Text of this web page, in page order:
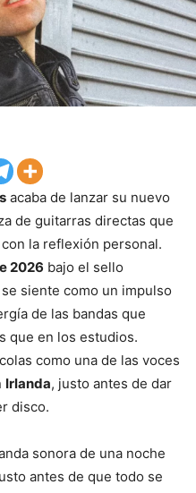
acaba de lanzar su nuevo
de guitarras directas que
la reflexión personal.
2026 bajo el sello
siente como un impulso
de las bandas que
que en los estudios.
como una de las voces
Irlanda, justo antes de dar
disco.
sonora de una noche
antes de que todo se